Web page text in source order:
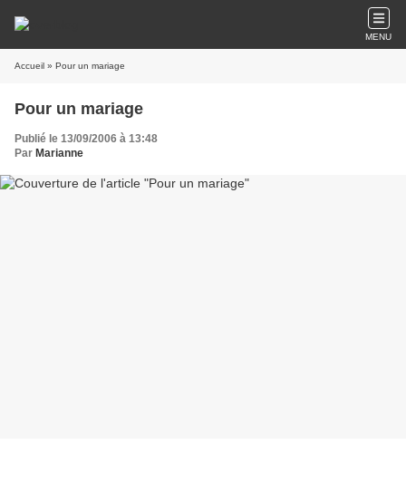
MENU
Accueil » Pour un mariage
Pour un mariage
Publié le 13/09/2006 à 13:48
Par Marianne